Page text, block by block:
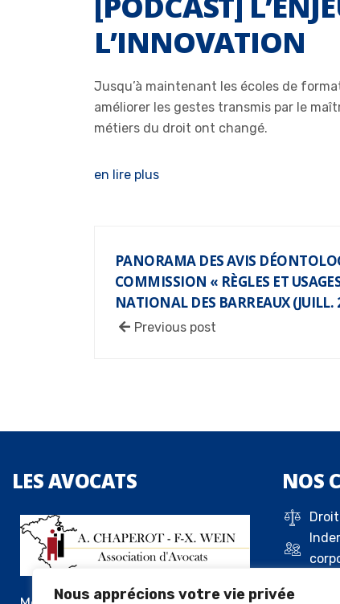
Nous apprécions votre vie privée
L’INNOVATION
Jusqu’à maintenant les écoles de
améliorer les gestes transmis par le
métiers du droit ont changé.
en lire plus
PANORAMA DES AVIS
COMMISSION « RÈGLES ET
NATIONAL DES BARREAUX (JUILL.
Previous post
LESAVOCATS NOS